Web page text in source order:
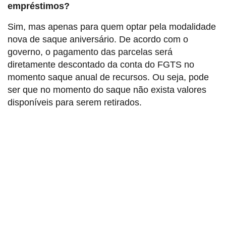
empréstimos?
Sim, mas apenas para quem optar pela modalidade
nova de saque aniversário. De acordo com o
governo, o pagamento das parcelas será
diretamente descontado da conta do FGTS no
momento saque anual de recursos. Ou seja, pode
ser que no momento do saque não exista valores
disponíveis para serem retirados.